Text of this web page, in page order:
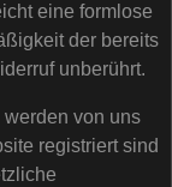
eine formlose
der bereits
unberührt.
von uns
registriert sind